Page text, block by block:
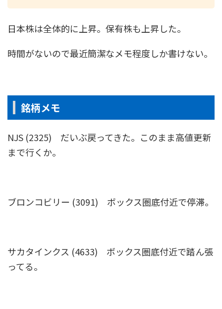
日本株は全体的に上昇。保有株も上昇した。
時間がないので最近簡潔なメモ程度しか書けない。
銘柄メモ
NJS (2325) だいぶ戻ってきた。このまま高値更新
まで行くか。
ブロンコビリー (3091) ボックス圏底付近で停滞。
サカタインクス (4633) ボックス圏底付近で踏ん張
ってる。